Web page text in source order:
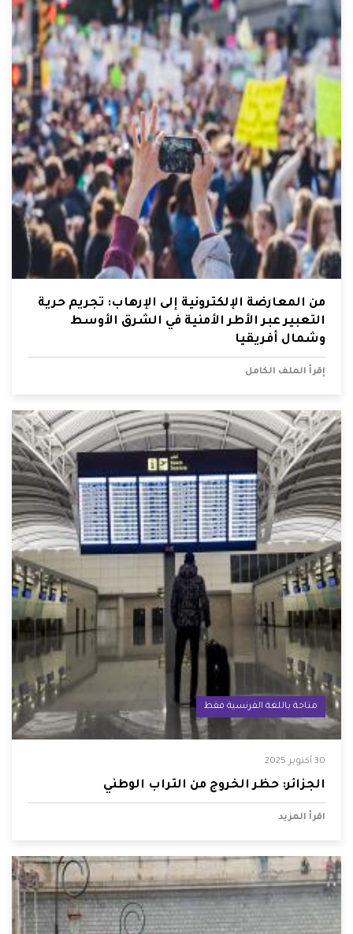
من المعارضة الإلكترونية إلى الإرهاب: تجريم حرية
التعبير عبر الأطر الأمنية في الشرق الأوسط
وشمال أفريقيا
إقرأ الملف الكامل
30 أكتوبر 2025
متاحة باللغة الفرنسية فقط
الجزائر: حظر الخروج من التراب الوطني
اقرأ المزيد